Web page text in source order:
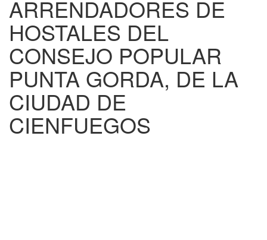
ARRENDADORES DE
HOSTALES DEL
CONSEJO POPULAR
PUNTA GORDA, DE LA
CIUDAD DE
CIENFUEGOS